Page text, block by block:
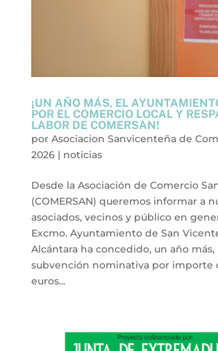
¡UN AÑO MÁS, EL
POR EL COMERCIO LOCAL Y
LABOR DE COMERSAN!
por Asociacion Sanvicenteña de
2026| noticias
Desde la Asociación de Comercio
(COMERSAN) queremos informar a
asociados, vecinos y público en
Excmo. Ayuntamiento de San
Alcántara ha concedido, un año más,
subvención nominativa por importe
euros...